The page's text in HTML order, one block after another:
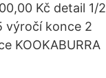
Kč detail 1/2
výročí konce 2
KOOKABURRA